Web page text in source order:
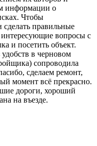
информации о
Чтобы
сделать правильные
вопросы с
и посетить объект.
в черновом
сопроводила
сделаем ремонт,
момент всё прекрасно.
дороги, хороший
на въезде.